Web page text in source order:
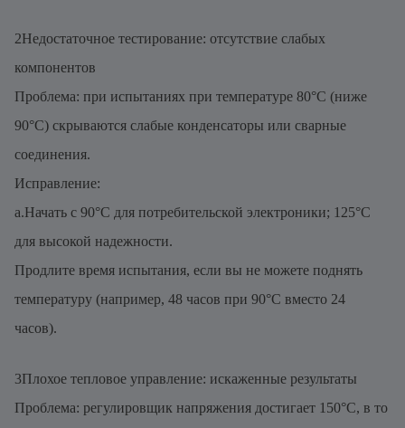
2Недостаточное тестирование: отсутствие слабых
компонентов
Проблема: при испытаниях при температуре 80°С (ниже
90°С) скрываются слабые конденсаторы или сварные
соединения.
Исправление:
a.Начать с 90°C для потребительской электроники; 125°C
для высокой надежности.
Продлите время испытания, если вы не можете поднять
температуру (например, 48 часов при 90°C вместо 24
часов).
3Плохое тепловое управление: искаженные результаты
Проблема: регулировщик напряжения достигает 150°C, в то